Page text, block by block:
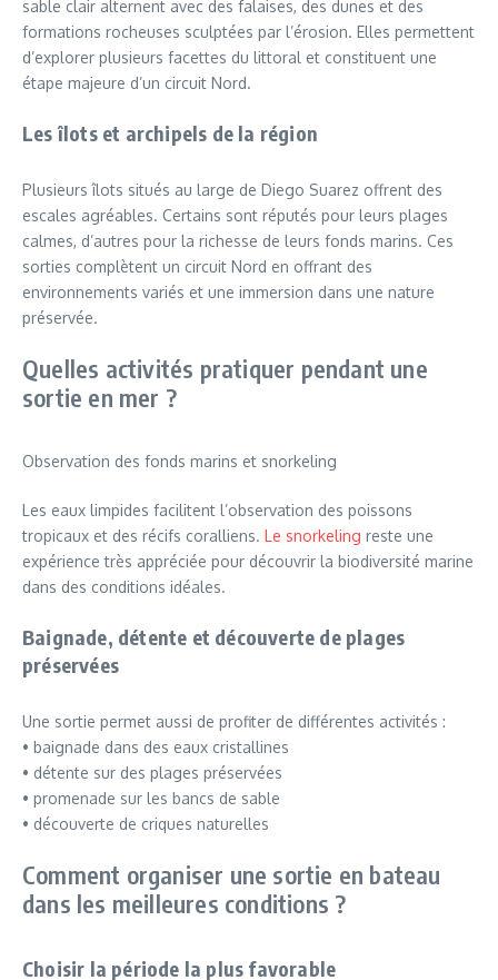
sable clair alternent avec des falaises, des dunes et des
formations rocheuses sculptées par l’érosion. Elles permettent
d’explorer plusieurs facettes du littoral et constituent une
étape majeure d’un circuit Nord.
Les îlots et archipels de la région
Plusieurs îlots situés au large de Diego Suarez offrent des
escales agréables. Certains sont réputés pour leurs plages
calmes, d’autres pour la richesse de leurs fonds marins. Ces
sorties complètent un circuit Nord en offrant des
environnements variés et une immersion dans une nature
préservée.
Quelles activités pratiquer pendant une
sortie en mer ?
Observation des fonds marins et snorkeling
Les eaux limpides facilitent l’observation des poissons
tropicaux et des récifs coralliens. Le snorkeling reste une
expérience très appréciée pour découvrir la biodiversité marine
dans des conditions idéales.
Baignade, détente et découverte de plages
préservées
Une sortie permet aussi de profiter de différentes activités :
• baignade dans des eaux cristallines
• détente sur des plages préservées
• promenade sur les bancs de sable
• découverte de criques naturelles
Comment organiser une sortie en bateau
dans les meilleures conditions ?
Choisir la période la plus favorable